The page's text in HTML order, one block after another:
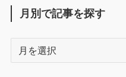
月別で記事を探す